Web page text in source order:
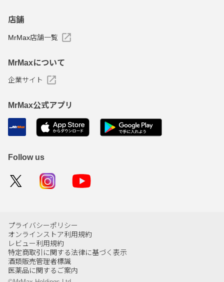
店舗
MrMax店舗一覧
MrMaxについて
企業サイト
MrMax公式アプリ
Follow us
プライバシーポリシー
オンラインストア利用規約
レビュー利用規約
特定商取引に関する法律に基づく表示
酒類販売管理者標識
医薬品に関するご案内